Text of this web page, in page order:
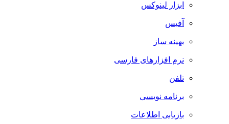
ابزار لینوکس
آفیس
بهینه ساز
نرم افزارهای فارسی
تلفن
برنامه نویسی
بازیابی اطلاعات